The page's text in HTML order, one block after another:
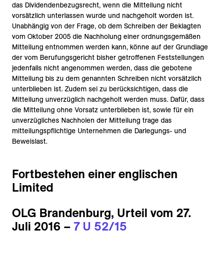
das Dividendenbezugsrecht, wenn die Mitteilung nicht
vorsätzlich unterlassen wurde und nachgeholt worden ist.
Unabhängig von der Frage, ob dem Schreiben der Beklagten
vom Oktober 2005 die Nachholung einer ordnungsgemäßen
Mitteilung entnommen werden kann, könne auf der Grundlage
der vom Berufungsgericht bisher getroffenen Feststellungen
jedenfalls nicht angenommen werden, dass die gebotene
Mitteilung bis zu dem genannten Schreiben nicht vorsätzlich
unterblieben ist. Zudem sei zu berücksichtigen, dass die
Mitteilung unverzüglich nachgeholt werden muss. Dafür, dass
die Mitteilung ohne Vorsatz unterblieben ist, sowie für ein
unverzügliches Nachholen der Mitteilung trage das
mitteilungspflichtige Unternehmen die Darlegungs- und
Beweislast.
Fortbestehen einer englischen
Limited
OLG Brandenburg, Urteil vom 27.
Juli 2016 – 7 U 52/15